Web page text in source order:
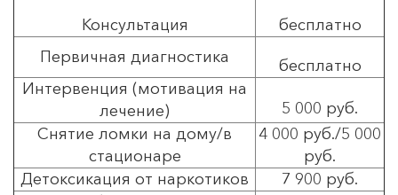
Консультация
бесплатно
Первичная диагностика
бесплатно
Интервенция (мотивация на
лечение)
5 000 руб.
Снятие ломки на дому/в
стационаре
4 000 руб./5 000
руб.
Детоксикация от наркотиков
7 900 руб.